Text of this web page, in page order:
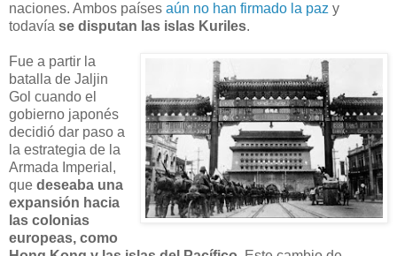
naciones. Ambos países aún no han firmado la paz y
todavía se disputan las islas Kuriles.
Fue a partir la
batalla de Jaljin
Gol cuando el
gobierno japonés
decidió dar paso a
la estrategia de la
Armada Imperial,
que deseaba una
expansión hacia
las colonias
europeas, como